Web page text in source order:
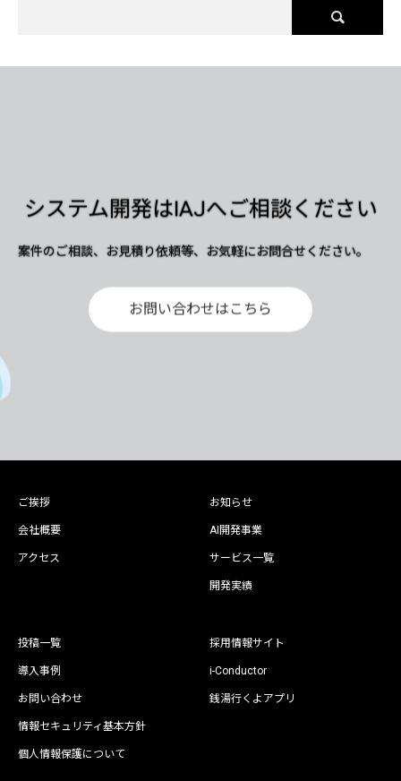
システム開発はIAJへご相談ください
案件のご相談、お見積り依頼等、お気軽にお問合せください。
お問い合わせはこちら
ご挨拶
会社概要
アクセス
お知らせ
AI開発事業
サービス一覧
開発実績
投稿一覧
導入事例
お問い合わせ
情報セキュリティ基本方針
個人情報保護について
採用情報サイト
i-Conductor
銭湯行くよアプリ